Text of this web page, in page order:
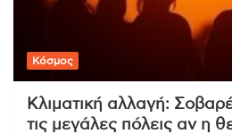
Κόσμος
Κλιματική αλλαγή:
τις μεγάλες πόλεις αν η